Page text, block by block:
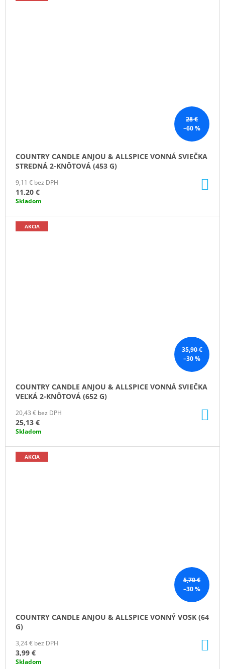
28 €
–60 %
COUNTRY CANDLE ANJOU & ALLSPICE VONNÁ SVIEČKA
STREDNÁ 2-KNÔTOVÁ (453 G)
9,11 € bez DPH
11,20 €
Skladom
35,90 €
–30 %
AKCIA
COUNTRY CANDLE ANJOU & ALLSPICE VONNÁ SVIEČKA
VEĽKÁ 2-KNÔTOVÁ (652 G)
20,43 € bez DPH
25,13 €
Skladom
5,70 €
–30 %
AKCIA
COUNTRY CANDLE ANJOU & ALLSPICE VONNÝ VOSK (64
G)
3,24 € bez DPH
3,99 €
Skladom